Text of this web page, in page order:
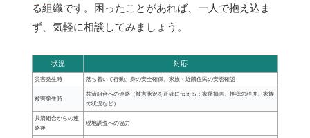
る組織です。困ったことがあれば、一人で抱え込ま
ず、気軽に相談してみましょう。
状況 対応
災害発生時 落ち着いて行動、身の安全確保、家族・近隣住民の安否確認
被害発生時
共済組合への連絡（被害状況を正確に伝える：家屋損害、怪我の程度、家族
の状況など）
共済組合からの連
絡後
現地調査への協力